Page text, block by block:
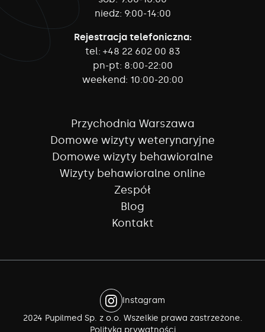
niedz: 9:00-14:00
Rejestracja telefoniczna:
tel: +48 22 602 00 83
pn-pt: 8:00-22:00
weekend: 10:00-20:00
Przychodnia Warszawa
Domowe wizyty weterynaryjne
Domowe wizyty behawioralne
Wizyty behawioralne online
Zespół
Blog
Kontakt
Instagram
2024 Pupilmed Sp. z o.o. Wszelkie prawa zastrzeżone.
Polityka prywatności